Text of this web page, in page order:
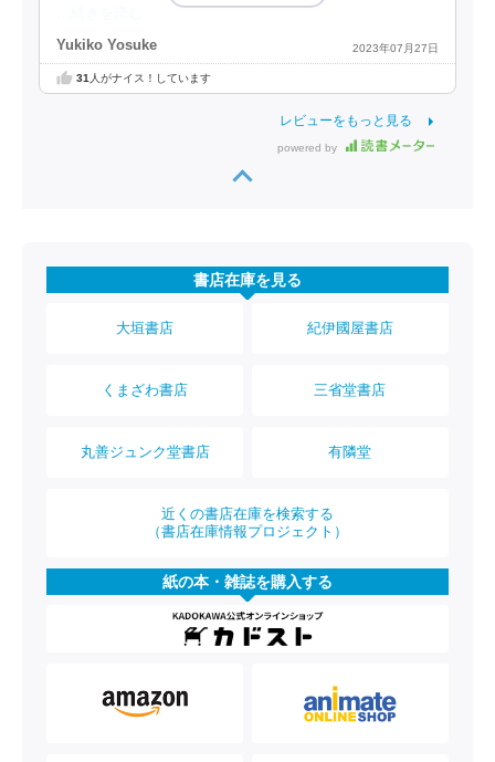
Yukiko Yosuke 2023年07月27日
31 人がナイス！しています
レビューをもっと見る
powered by
書店在庫を見る
大垣書店 紀伊國屋書店
くまざわ書店 三省堂書店
丸善ジュンク堂書店 有隣堂
近くの書店在庫を検索する
（書店在庫情報プロジェクト）
紙の本・雑誌を購入する